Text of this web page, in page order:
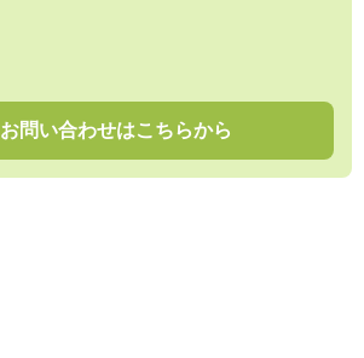
お問い合わせはこちらから